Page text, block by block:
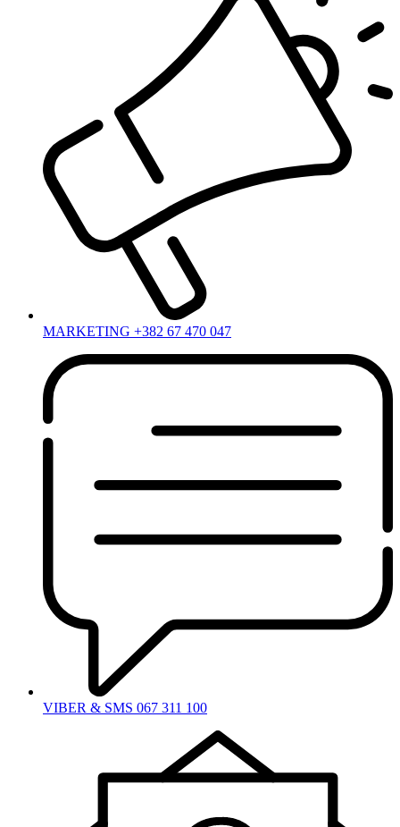
MARKETING +382 67 470 047
VIBER & SMS 067 311 100